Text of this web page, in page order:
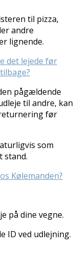
til pizza,
andre
lignende.
det lejede før
pågældende
til andre, kan
før
som
stand.
Kølemanden?
på dine vegne.
ID ved udlejning.